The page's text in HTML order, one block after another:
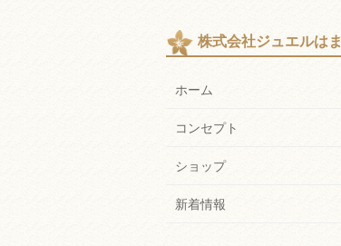
株式会社ジュエルはま
ホーム
コンセプト
ショップ
新着情報